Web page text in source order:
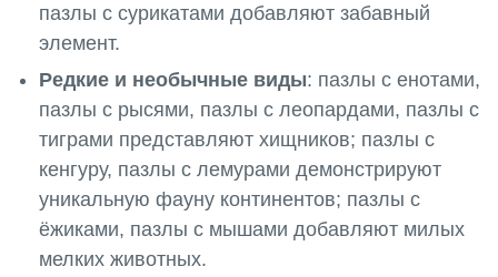
пазлы с сурикатами добавляют забавный
элемент.
Редкие и необычные виды: пазлы с енотами,
пазлы с рысями, пазлы с леопардами, пазлы с
тиграми представляют хищников; пазлы с
кенгуру, пазлы с лемурами демонстрируют
уникальную фауну континентов; пазлы с
ёжиками, пазлы с мышами добавляют милых
мелких животных.